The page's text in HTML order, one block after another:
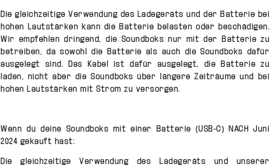
Die gleichzeitige Verwendung des Ladegeräts und der Batterie bei
hohen Lautstärken kann die Batterie belasten oder beschädigen.
Wir empfehlen dringend, die Soundboks nur mit der Batterie zu
betreiben, da sowohl die Batterie als auch die Soundboks dafür
ausgelegt sind. Das Kabel ist dafür ausgelegt, die Batterie zu
laden, nicht aber die Soundboks über längere Zeiträume und bei
hohen Lautstärken mit Strom zu versorgen.
Wenn du deine Soundboks mit einer Batterie (USB-C) NACH Juni
2024 gekauft hast:
Die gleichzeitige Verwendung des Ladegeräts und unserer